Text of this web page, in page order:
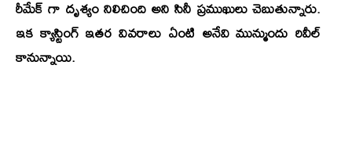
రీమేక్ గా దృశ్యం నిలిచింది అని సినీ ప్రముఖులు చెబుతున్నారు.
ఇక క్యాస్టింగ్ ఇతర వివరాలు ఏంటి అనేవి మున్ముందు రివీల్
కానున్నాయి.